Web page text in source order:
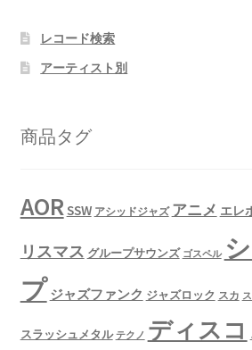
レコード検索
アーティスト別
商品タグ
AORSSW アシッドジャズ アニメ エレ
リスマス グループサウンズ ゴスペル
プ ジャズファンク ジャズロック スカ
スラッシュメタル テクノ ディスコ